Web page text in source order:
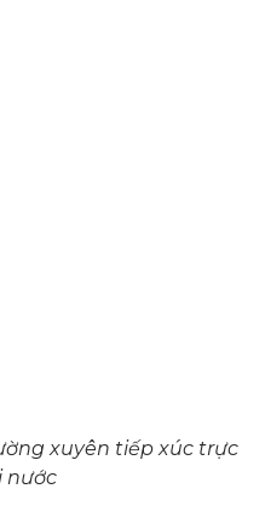
xuyên tiếp xúc trực
nước